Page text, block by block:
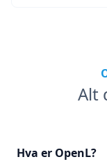
Alt
Hva er OpenL?